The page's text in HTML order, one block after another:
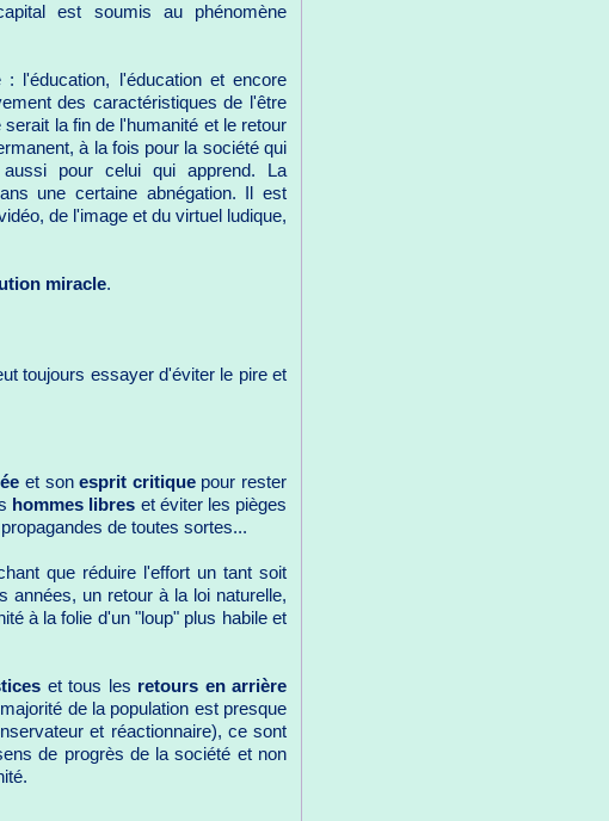
est soumis au phénomène
l'éducation, l'éducation et encore
des caractéristiques de l'être
la fin de l'humanité et le retour
à la fois pour la société qui
pour celui qui apprend. La
une certaine abnégation. Il est
de l'image et du virtuel ludique,
miracle.
toujours essayer d'éviter le pire et
et sonesprit critiquepour rester
hommes libres et éviter les pièges
de toutes sortes...
que réduire l'effort un tant soit
années, un retour à la loi naturelle,
à la folie d'un "loup" plus habile et
et tous les retours en arrière
de la population est presque
et réactionnaire), ce sont
de progrès de la société et non